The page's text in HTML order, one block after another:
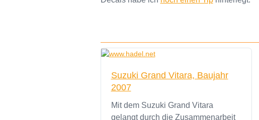
Suzuki Grand Vitara, Baujahr
2007
Mit dem Suzuki Grand Vitara
gelangt durch die Zusammenarbeit